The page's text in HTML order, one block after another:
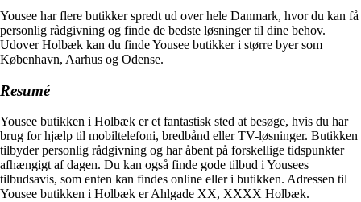
Yousee har flere butikker spredt ud over hele Danmark, hvor du kan få
personlig rådgivning og finde de bedste løsninger til dine behov.
Udover Holbæk kan du finde Yousee butikker i større byer som
København, Aarhus og Odense.
Resumé
Yousee butikken i Holbæk er et fantastisk sted at besøge, hvis du har
brug for hjælp til mobiltelefoni, bredbånd eller TV-løsninger. Butikken
tilbyder personlig rådgivning og har åbent på forskellige tidspunkter
afhængigt af dagen. Du kan også finde gode tilbud i Yousees
tilbudsavis, som enten kan findes online eller i butikken. Adressen til
Yousee butikken i Holbæk er Ahlgade XX, XXXX Holbæk.